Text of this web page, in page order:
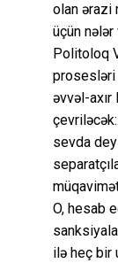
olan ərazi
üçün
Politoloq
prosesləri
əvvəl-axır
sevda
O, hesab
ilə heç bir